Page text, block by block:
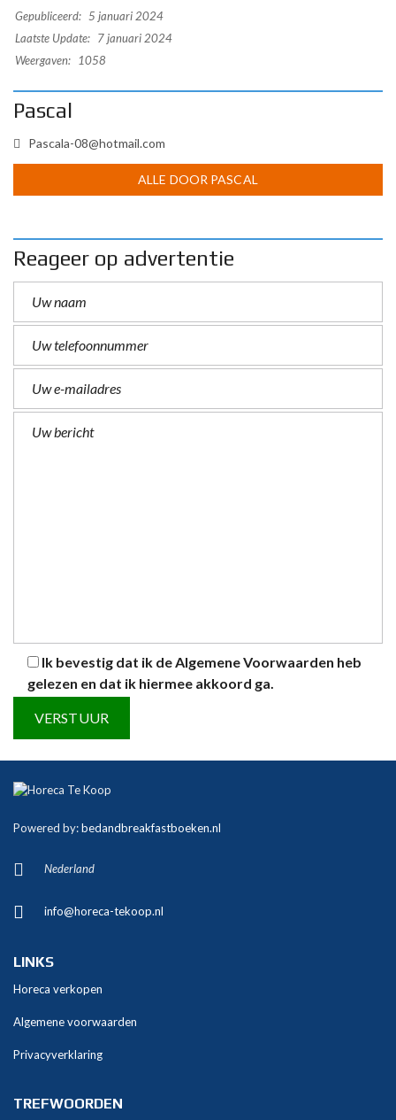
Gepubliceerd: 5 januari 2024
Laatste Update: 7 januari 2024
Weergaven:
1058
Pascal
Pascala-08@hotmail.com
ALLE DOOR PASCAL
Reageer op advertentie
Ik bevestig dat ik deAlgemene Voorwaarden heb
gelezen en dat ik hiermee akkoord ga.
l
e
n
t
v
e
Powered by:bedandbreakfastboeken.nl
Nederland
info@horeca-tekoop.nl
LINKS
Horeca verkopen
Algemene voorwaarden
Privacyverklaring
TREFWOORDEN